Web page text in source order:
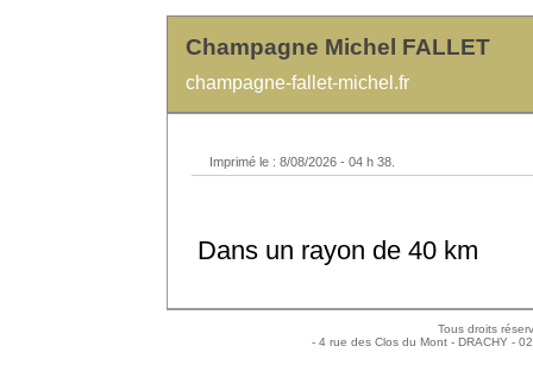
Champagne Michel FALLET
champagne-fallet-michel.fr
Imprimé le : 8/08/2026 - 04 h 38.
Dans un rayon de 40 km
Tous droits
- 4 rue des Clos du Mont - DRACHY -